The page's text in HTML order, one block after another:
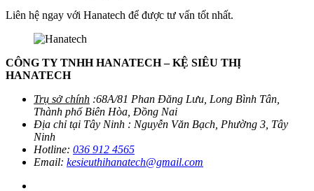
Liên hệ ngay với Hanatech để được tư vấn tốt nhất.
CÔNG TY TNHH HANATECH – KỆ SIÊU THỊ
HANATECH
Trụ sở chính :68A/81 Phan Đăng Lưu, Long Bình Tân,
Thành phố Biên Hòa, Đồng Nai
Địa chỉ tại Tây Ninh : Nguyễn Văn Bạch, Phường 3, Tây
Ninh
Hotline: 036 912 4565
Email: kesieuthihanatech@gmail.com